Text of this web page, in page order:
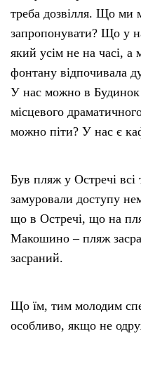
треба дозвілля. Що
запропонувати? Що у
який усім не на часі, а
фонтану відпочивала
У нас можно в Будинок
місцевого
можно піти? У нас є
Був пляж у Остречі всі
замуровали доступу
що в Остречі, що на
Макошино – пляж
засраний.
Що їм, тим молодим
особливо, якщо не